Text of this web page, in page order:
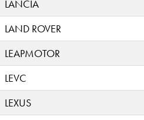
LANCIA
LAND ROVER
LEAPMOTOR
LEVC
LEXUS